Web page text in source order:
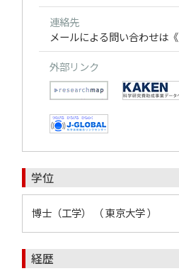
連絡先
メールによる問い合わせは《
外部リンク
学位
博士（工学） （ 東京大学 ）
経歴